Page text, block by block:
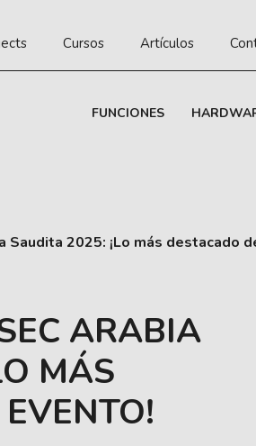
Cursos Artículos
FUNCIONES
Saudita 2025: ¡Lo más destacado
ARABIA
MÁS